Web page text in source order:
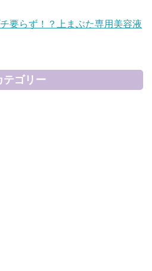
要らず！？上まぶた専用美容液
テゴリー